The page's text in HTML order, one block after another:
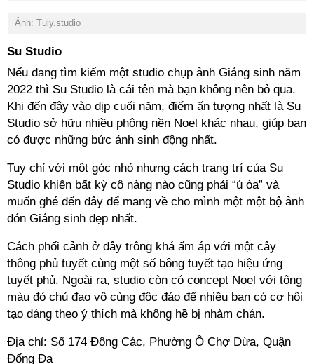
Ảnh: Tuly.studio
Su Studio
Nếu đang tìm kiếm một studio chụp ảnh Giáng sinh năm
2022 thì Su Studio là cái tên mà bạn không nên bỏ qua.
Khi đến đây vào dịp cuối năm, điểm ấn tượng nhất là Su
Studio sở hữu nhiều phông nền Noel khác nhau, giúp bạn
có được những bức ảnh sinh động nhất.
Tuy chỉ với một góc nhỏ nhưng cách trang trí của Su
Studio khiến bất kỳ cô nàng nào cũng phải “ú òa” và
muốn ghé đến đây để mang về cho mình một một bộ ảnh
đón Giáng sinh đẹp nhất.
Cách phối cảnh ở đây trông khá ấm áp với một cây
thông phủ tuyết cùng một số bông tuyết tạo hiệu ứng
tuyết phủ. Ngoài ra, studio còn có concept Noel với tông
màu đỏ chủ đạo vô cùng độc đáo để nhiều bạn có cơ hội
tạo dáng theo ý thích mà không hề bị nhàm chán.
Địa chỉ: Số 174 Đông Các, Phường Ô Chợ Dừa, Quận
Đống Đa